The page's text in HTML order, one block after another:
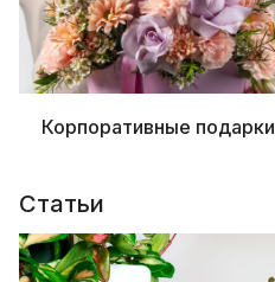
Корпоративные подарки
Статьи